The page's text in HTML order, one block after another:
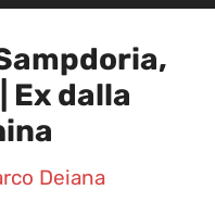
Ex dalla
Deiana